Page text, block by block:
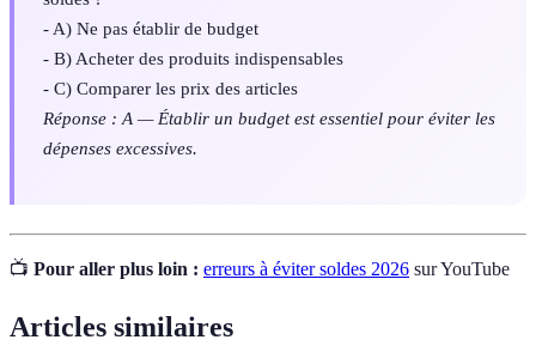
- A) Ne pas établir de budget
- B) Acheter des produits indispensables
- C) Comparer les prix des articles
Réponse : A — Établir un budget est essentiel pour éviter les
dépenses excessives.
📺 Pour aller plus loin : erreurs à éviter soldes 2026 sur YouTube
Articles similaires